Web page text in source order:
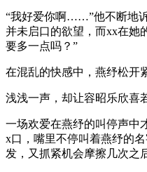
“我好爱你啊……”他不断地
并未启口的欲望，而xx在她
要多一点吗？”
在混乱的快感中，燕纾松开
浅浅一声，却让容昭乐欣喜
一场欢爱在燕纾的叫停声中
x口，嘴里不停叫着燕纾的
发，又抓紧机会摩擦几次之